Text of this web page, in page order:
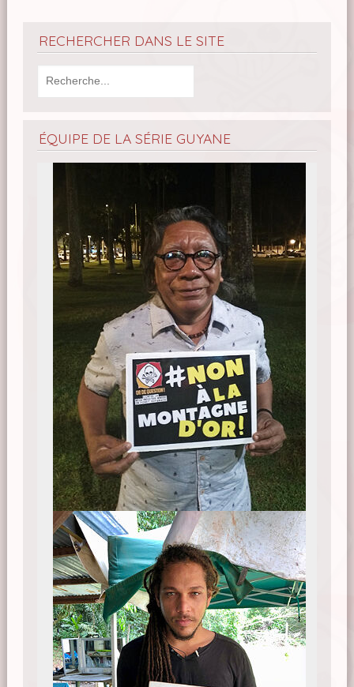
RECHERCHER DANS LE SITE
ÉQUIPE DE LA SÉRIE GUYANE